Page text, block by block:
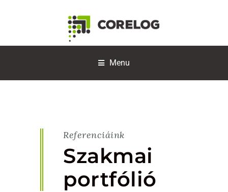
Menu
Referenciáink
Szakmai
portfólió